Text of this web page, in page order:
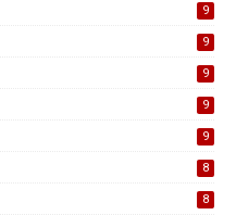
9
9
9
9
9
8
8